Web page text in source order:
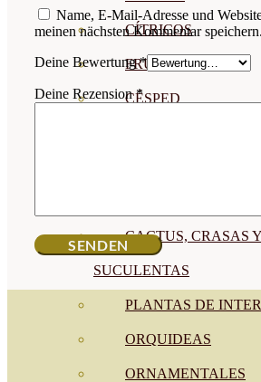
CÍTRICOS
FRUTALES
CÉSPED
CACTUS, CRASAS Y
SUCULENTAS
PLANTAS DE
ORQUIDEAS
ORNAMENTALES
Name, E-Mail-Adresse und
meinen nächsten Kommentar speichern.
Deine Bewertung*
Deine Rezension*